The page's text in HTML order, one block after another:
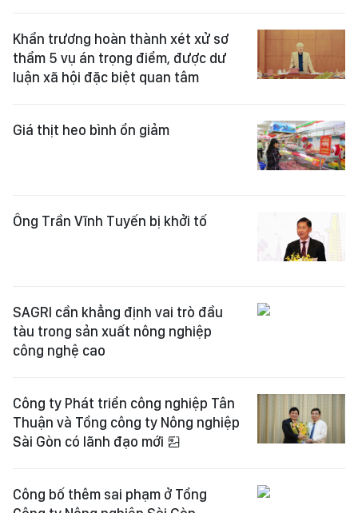
Khẩn trương hoàn thành xét xử sơ
thẩm 5 vụ án trọng điểm, được dư
luận xã hội đặc biệt quan tâm
Giá thịt heo bình ổn giảm
Ông Trần Vĩnh Tuyến bị khởi tố
SAGRI cần khẳng định vai trò đầu
tàu trong sản xuất nông nghiệp
công nghệ cao
Công ty Phát triển công nghiệp Tân
Thuận và Tổng công ty Nông nghiệp
Sài Gòn có lãnh đạo mới
Công bố thêm sai phạm ở Tổng